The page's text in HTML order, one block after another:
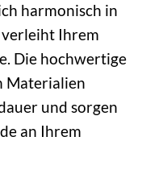
harmonisch in
Ihrem
Die hochwertige
Materialien
und sorgen
an Ihrem